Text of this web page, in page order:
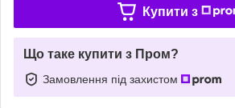
Купити з
Що таке купити з Пром?
Замовлення під захистом